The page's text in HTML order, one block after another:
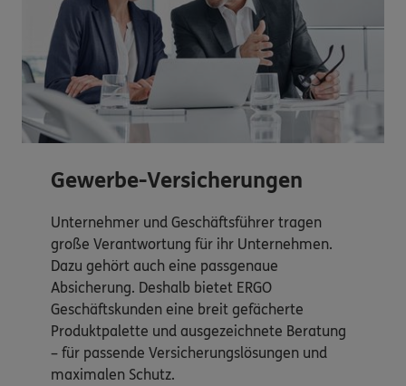
Gewerbe-Versicherungen
Unternehmer und Geschäftsführer tragen
große Verantwortung für ihr Unternehmen.
Dazu gehört auch eine passgenaue
Absicherung. Deshalb bietet ERGO
Geschäftskunden eine breit gefächerte
Produktpalette und ausgezeichnete Beratung
– für passende Versicherungslösungen und
maximalen Schutz.